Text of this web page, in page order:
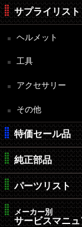
サプライリスト
ヘルメット
工具
アクセサリー
その他
特価セール品
純正部品
パーツリスト
メーカー別
サービスマニ